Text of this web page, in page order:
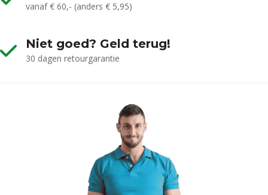
vanaf € 60,- (anders € 5,95)
Niet goed? Geld terug!
30 dagen retourgarantie